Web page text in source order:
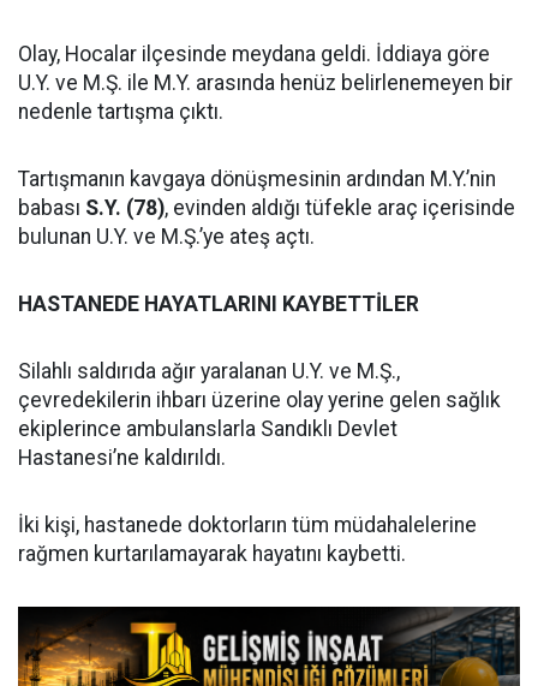
Olay, Hocalar ilçesinde meydana geldi. İddiaya göre
U.Y. ve M.Ş. ile M.Y. arasında henüz belirlenemeyen bir
nedenle tartışma çıktı.
Tartışmanın kavgaya dönüşmesinin ardından M.Y.’nin
babası S.Y. (78), evinden aldığı tüfekle araç içerisinde
bulunan U.Y. ve M.Ş.’ye ateş açtı.
HASTANEDE HAYATLARINI KAYBETTİLER
Silahlı saldırıda ağır yaralanan U.Y. ve M.Ş.,
çevredekilerin ihbarı üzerine olay yerine gelen sağlık
ekiplerince ambulanslarla Sandıklı Devlet
Hastanesi’ne kaldırıldı.
İki kişi, hastanede doktorların tüm müdahalelerine
rağmen kurtarılamayarak hayatını kaybetti.